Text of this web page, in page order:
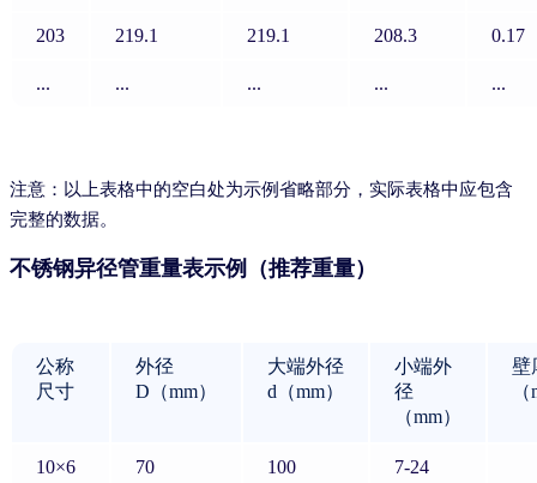
203 219.1 219.1 208.3 0.17
... ... ... ... ...
注意：以上表格中的空白处为示例省略部分，实际表格中应包含
完整的数据。
不锈钢异径管重量表示例（推荐重量）
公称
尺寸
外径
D（mm）
大端外径
d（mm）
小端外
径
（mm）
壁
10×6 70 100 7-24